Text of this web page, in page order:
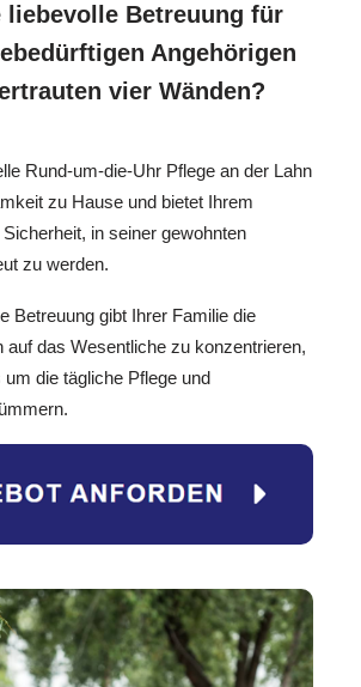
liebevolle Betreuung für
Angehörigen
vier Wänden?
Rund-um-die-Uhr Pflege an der Lahn
zu Hause und bietet Ihrem
in seiner gewohnten
zu werden.
Betreuung gibt Ihrer Familie die
auf das Wesentliche zu konzentrieren,
die tägliche Pflege und